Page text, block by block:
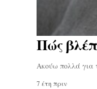
Πώς
Ακούω πολλά για
7 έτη πριν